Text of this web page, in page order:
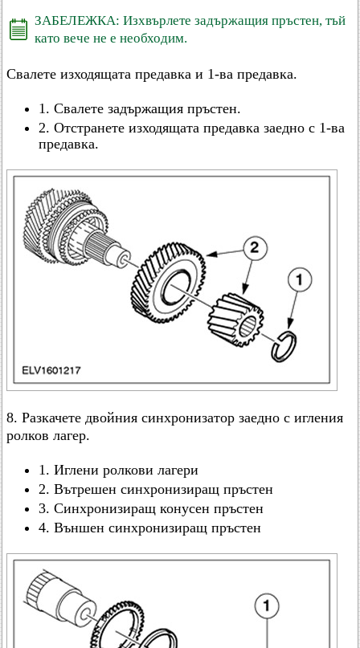
ЗАБЕЛЕЖКА: Изхвърлете задържащия пръстен, тъй
като вече не е необходим.
Свалете изходящата предавка и 1-ва предавка.
1. Свалете задържащия пръстен.
2. Отстранете изходящата предавка заедно с 1-ва
предавка.
8. Разкачете двойния синхронизатор заедно с игления
ролков лагер.
1. Иглени ролкови лагери
2. Вътрешен синхронизиращ пръстен
3. Синхронизиращ конусен пръстен
4. Външен синхронизиращ пръстен